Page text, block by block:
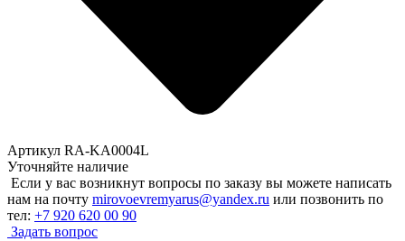
Артикул RA-KA0004L
Уточняйте наличие
Если у вас возникнут вопросы по заказу вы можете написать
нам на почту mirovoevremyarus@yandex.ru или позвонить по
тел: +7 920 620 00 90
Задать вопрос